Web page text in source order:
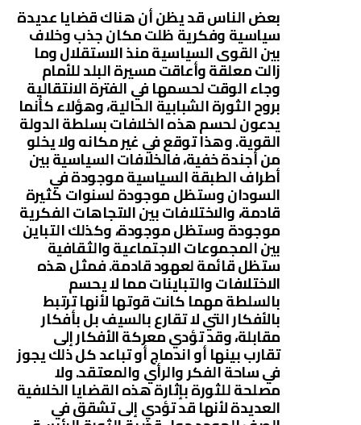
بعض الناس قد يظن أن هناك قضايا عديدة
سياسية وفكرية ظلت مكان جذب وخلاف
بين القوى السياسية منذ الاستقلال وما
زالت معلقة وأعاقت مسيرة البلد للأمام
وجاء الوقت لحسمها في الفترة الانتقالية
بروح الثورة الشبابية الحالية، وهؤلاء كأنما
يدعون لحسم هذه الخلافات بسلطة الدولة
القوية. وهذا توقع في غير مكانه ولا يخلو
من أجندة خفية، فالخلافات السياسية بين
أطراف الطبقة السياسية موجودة في
السودان وستظل موجودة لسنوات كثيرة
قادمة، والاختلافات بين الاتجاهات الفكرية
موجودة وستظل موجودة، وكذلك التباين
بين المجموعات الاجتماعية والثقافية
ستظل قائمة لعهود قادمة. فمثل هذه
الاختلافات والتباينات مما لا يحسم
بالسلطة مهما كانت قوتها لأنها ترتبط
بالأفكار التي لا تقارع بالسيف بل بأفكار
مقابلة، وقد تؤدي معركة الأفكار إلى
تقارب بينها أو اندماج أو تباعد كل ذلك يجوز
في ساحة الفكر والرأي والمعتقد. ولا
مصلحة للثورة بإثارة هذه القضايا الخلافية
العديدة لأنها قد تؤدي إلى تشقق في